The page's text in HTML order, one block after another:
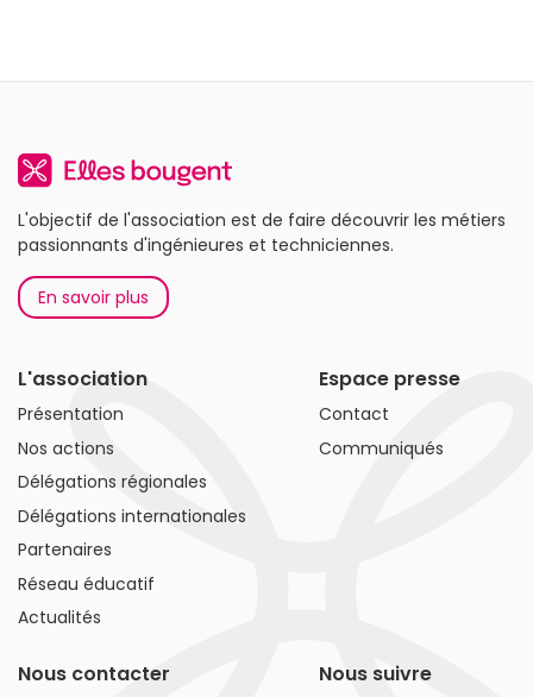
L'objectif de l'association est de faire découvrir les métiers
passionnants d'ingénieures et techniciennes.
En savoir plus
L'association
Présentation
Nos actions
Délégations régionales
Délégations internationales
Partenaires
Réseau éducatif
Actualités
Espace presse
Contact
Communiqués
Nous contacter Nous suivre